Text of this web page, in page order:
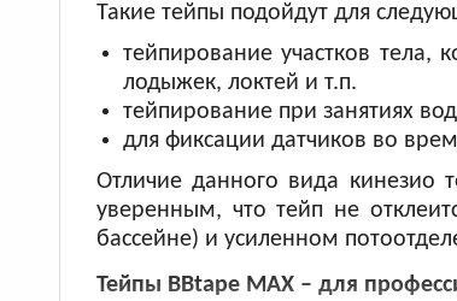
Такие тейпы подойдут для
тейпирование участков тела,
лодыжек, локтей и т.п.
тейпирование при занятиях
для фиксации датчиков во
Отличие данного вида
уверенным, что тейп не
бассейне) и усиленном
Тейпы BBtape MAX – для